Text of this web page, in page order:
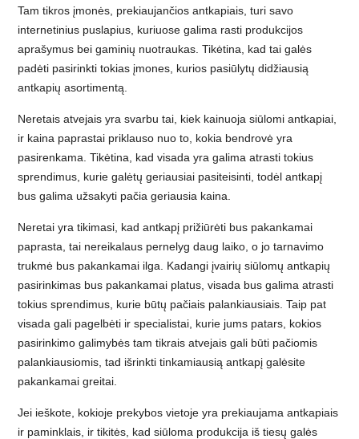
Tam tikros įmonės, prekiaujančios antkapiais, turi savo
internetinius puslapius, kuriuose galima rasti produkcijos
aprašymus bei gaminių nuotraukas. Tikėtina, kad tai galės
padėti pasirinkti tokias įmones, kurios pasiūlytų didžiausią
antkapių asortimentą.
Neretais atvejais yra svarbu tai, kiek kainuoja siūlomi antkapiai,
ir kaina paprastai priklauso nuo to, kokia bendrovė yra
pasirenkama. Tikėtina, kad visada yra galima atrasti tokius
sprendimus, kurie galėtų geriausiai pasiteisinti, todėl antkapį
bus galima užsakyti pačia geriausia kaina.
Neretai yra tikimasi, kad antkapį prižiūrėti bus pakankamai
paprasta, tai nereikalaus pernelyg daug laiko, o jo tarnavimo
trukmė bus pakankamai ilga. Kadangi įvairių siūlomų antkapių
pasirinkimas bus pakankamai platus, visada bus galima atrasti
tokius sprendimus, kurie būtų pačiais palankiausiais. Taip pat
visada gali pagelbėti ir specialistai, kurie jums patars, kokios
pasirinkimo galimybės tam tikrais atvejais gali būti pačiomis
palankiausiomis, tad išrinkti tinkamiausią antkapį galėsite
pakankamai greitai.
Jei ieškote, kokioje prekybos vietoje yra prekiaujama antkapiais
ir paminklais, ir tikitės, kad siūloma produkcija iš tiesų galės